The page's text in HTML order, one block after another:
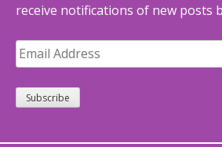
receive notifications of new posts
Email
Address
Subscribe